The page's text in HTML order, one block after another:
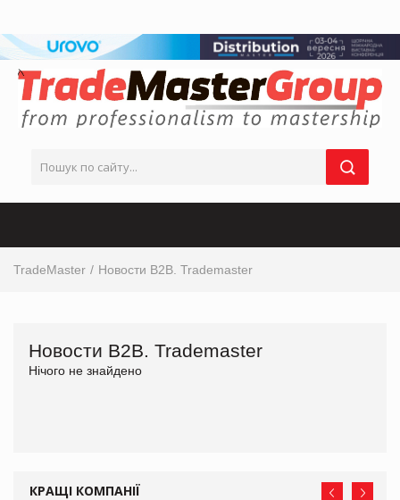
TradeMaster Новости В2В. Trademaster
Новости В2В. Trademaster
Нічого не знайдено
КРАЩІ КОМПАНІЇ